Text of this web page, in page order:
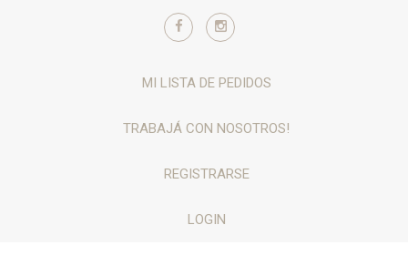
MI LISTA DE PEDIDOS
TRABAJÁ CON NOSOTROS!
REGISTRARSE
LOGIN